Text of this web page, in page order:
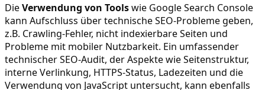
DieVerwendung von Toolswie Google Search Console
kann Aufschluss über technische SEO-Probleme geben,
z.B. Crawling-Fehler, nicht indexierbare Seiten und
Probleme mit mobiler Nutzbarkeit. Ein umfassender
technischer SEO-Audit, der Aspekte wie Seitenstruktur,
interne Verlinkung, HTTPS-Status, Ladezeiten und die
Verwendung von JavaScript untersucht, kann ebenfalls